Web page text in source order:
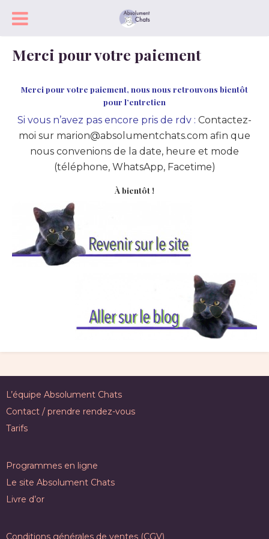
Merci pour votre paiement
Merci pour votre paiement, nous nous retrouvons bientôt
pour l’entretien
Si vous n’avez pas encore pris de rdv : Contactez-
moi sur marion@absolumentchats.com afin que
nous convenions de la date, heure et mode
(téléphone, WhatsApp, Facetime)
À bientôt !
L’équipe Absolument Chats
Contact / prendre rendez-vous
Tarifs
Programmes en ligne
Le site Absolument Chats
Livre d’or
Conditions générales de ventes (CGV)